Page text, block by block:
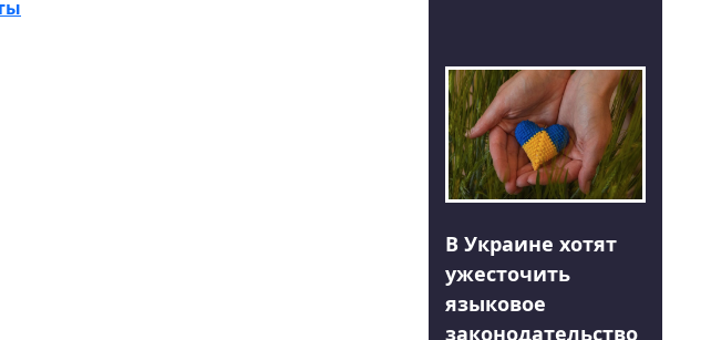
В Украине хотят
ужесточить
языковое
законодательство